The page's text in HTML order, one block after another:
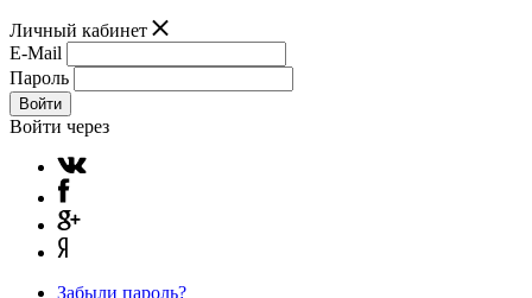
Личный кабинет
E-Mail
Пароль
Войти
Войти через
Забыли пароль?